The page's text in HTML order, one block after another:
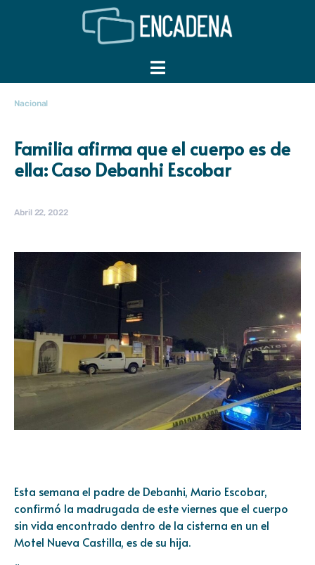
Nacional
Familia afirma que el cuerpo es de
ella: Caso Debanhi Escobar
Abril 22, 2022
Esta semana el padre de Debanhi, Mario Escobar,
confirmó la madrugada de este viernes que el cuerpo
sin vida encontrado dentro de la cisterna en un el
Motel Nueva Castilla, es de su hija.